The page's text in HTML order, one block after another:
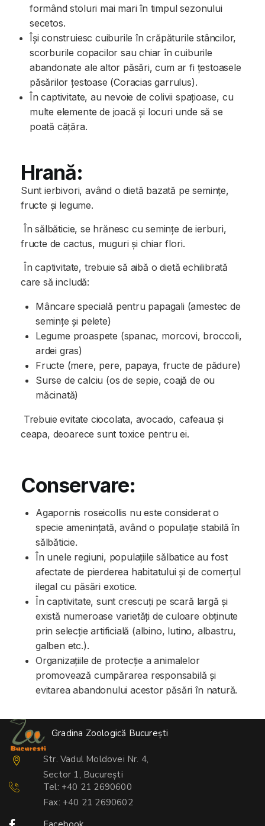
formând stoluri mai mari în timpul sezonului
secetos.
Își construiesc cuiburile în crăpăturile stâncilor,
scorburile copacilor sau chiar în cuiburile
abandonate ale altor păsări, cum ar fi țestoasele
păsărilor țestoase (Coracias garrulus).
În captivitate, au nevoie de colivii spațioase, cu
multe elemente de joacă și locuri unde să se
poată cățăra.
Hrană:
Sunt ierbivori, având o dietă bazată pe semințe,
fructe și legume.
În sălbăticie, se hrănesc cu semințe de ierburi,
fructe de cactus, muguri și chiar flori.
În captivitate, trebuie să aibă o dietă echilibrată
care să includă:
Mâncare specială pentru papagali (amestec de
semințe și pelete)
Legume proaspete (spanac, morcovi, broccoli,
ardei gras)
Fructe (mere, pere, papaya, fructe de pădure)
Surse de calciu (os de sepie, coajă de ou
măcinată)
Trebuie evitate ciocolata, avocado, cafeaua și
ceapa, deoarece sunt toxice pentru ei.
Conservare:
Agapornis roseicollis nu este considerat o
specie amenințată, având o populație stabilă în
sălbăticie.
În unele regiuni, populațiile sălbatice au fost
afectate de pierderea habitatului și de comerțul
ilegal cu păsări exotice.
În captivitate, sunt crescuți pe scară largă și
există numeroase varietăți de culoare obținute
prin selecție artificială (albino, lutino, albastru,
galben etc.).
Organizațiile de protecție a animalelor
promovează cumpărarea responsabilă și
evitarea abandonului acestor păsări în natură.
Gradina Zoologică București
Str. Vadul Moldovei Nr. 4,
Sector 1, București
Tel: +40 21 2690600
Fax: +40 21 2690602